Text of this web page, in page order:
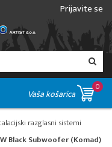
Prijavite se
Vaša košarica
0
razglasni sistemi
Black Subwoofer (Komad)